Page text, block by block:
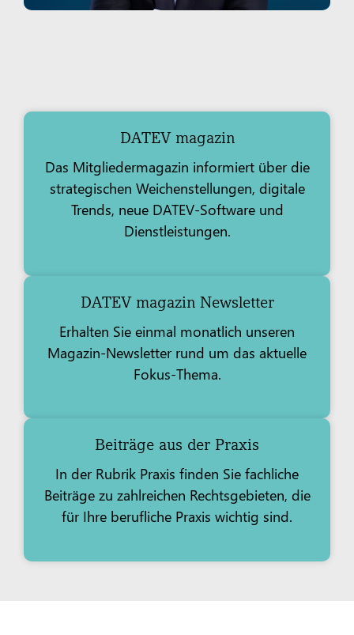
DATEV magazin
Das Mitgliedermagazin informiert über die
strategischen Weichenstellungen, digitale
Trends, neue DATEV-Software und
Dienstleistungen.
DATEV magazin Newsletter
Erhalten Sie einmal monatlich unseren
Magazin-Newsletter rund um das aktuelle
Fokus-Thema.
Beiträge aus der Praxis
In der Rubrik Praxis finden Sie fachliche
Beiträge zu zahlreichen Rechtsgebieten, die
für Ihre berufliche Praxis wichtig sind.